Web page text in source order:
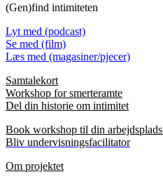
(Gen)find intimiteten
Lyt med (podcast)
Se med (film)
Læs med (magasiner/pjecer)
Samtalekort
Workshop for smerteramte
Del din historie om intimitet
Book workshop til din arbejdsplads
Bliv undervisningsfacilitator
Om projektet